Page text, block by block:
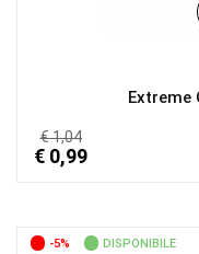
Extreme
€ 1,04
€ 0,99
-5%
DISPONIBILE